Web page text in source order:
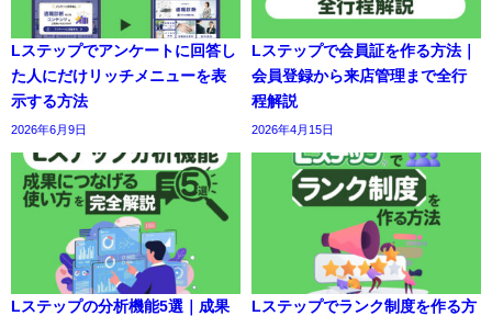
Lステップでアンケートに回答し
た人にだけリッチメニューを表
示する方法
2026年6月9日
Lステップで会員証を作る方法｜
会員登録から来店管理まで全行
程解説
2026年4月15日
Lステップの分析機能5選｜成果
Lステップでランク制度を作る方